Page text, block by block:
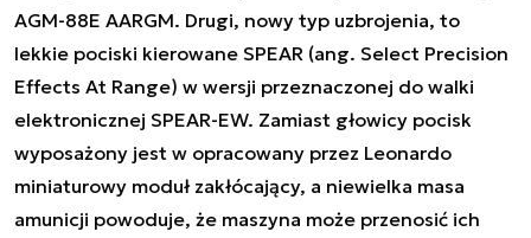
AGM-88E AARGM. Drugi, nowy typ uzbrojenia, to
lekkie pociski kierowane SPEAR (ang. Select Precision
Effects At Range) w wersji przeznaczonej do walki
elektronicznej SPEAR-EW. Zamiast głowicy pocisk
wyposażony jest w opracowany przez Leonardo
miniaturowy moduł zakłócający, a niewielka masa
amunicji powoduje, że maszyna może przenosić ich